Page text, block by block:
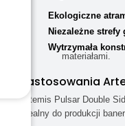
Ekologiczne
Niezależne strefy
Wytrzymała
materiałami.
Zastosowania
Artemis Pulsar Double
Idealny do produkcji